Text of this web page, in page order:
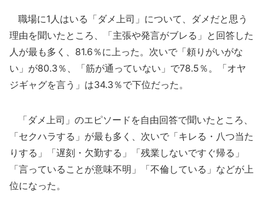
職場に1人はいる「ダメ上司」について、ダメだと思う
理由を聞いたところ、「主張や発言がブレる」と回答した
人が最も多く、81.6％に上った。次いで「頼りがいがな
い」が80.3％、「筋が通っていない」で78.5％。「オヤ
ジギャグを言う」は34.3％で下位だった。
「ダメ上司」のエピソードを自由回答で聞いたところ、
「セクハラする」が最も多く、次いで「キレる・八つ当た
りする」「遅刻・欠勤する」「残業しないですぐ帰る」
「言っていることが意味不明」「不倫している」などが上
位になった。